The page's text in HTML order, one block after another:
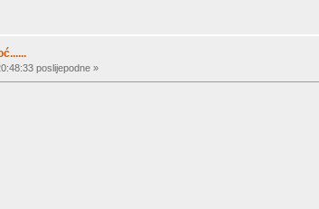
poslijepodne »